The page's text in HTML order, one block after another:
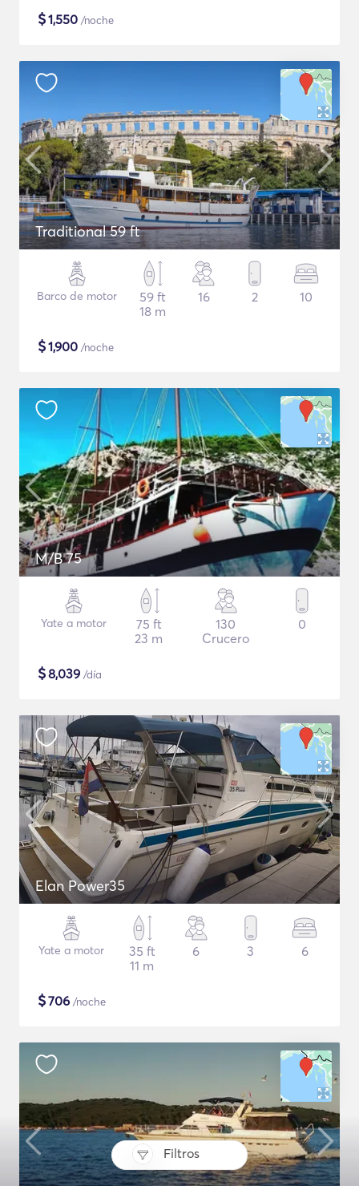
Filtros
$1,550 /noche
Traditional 59 ft
Barco de motor
59 ft
18 m
16 2 10
$1,900 /noche
M/B 75
Yate a motor
75 ft
23 m
130
Crucero
0
$8,039 /día
Elan Power35
Yate a motor
35 ft
11 m
6 3 6
$706 /noche